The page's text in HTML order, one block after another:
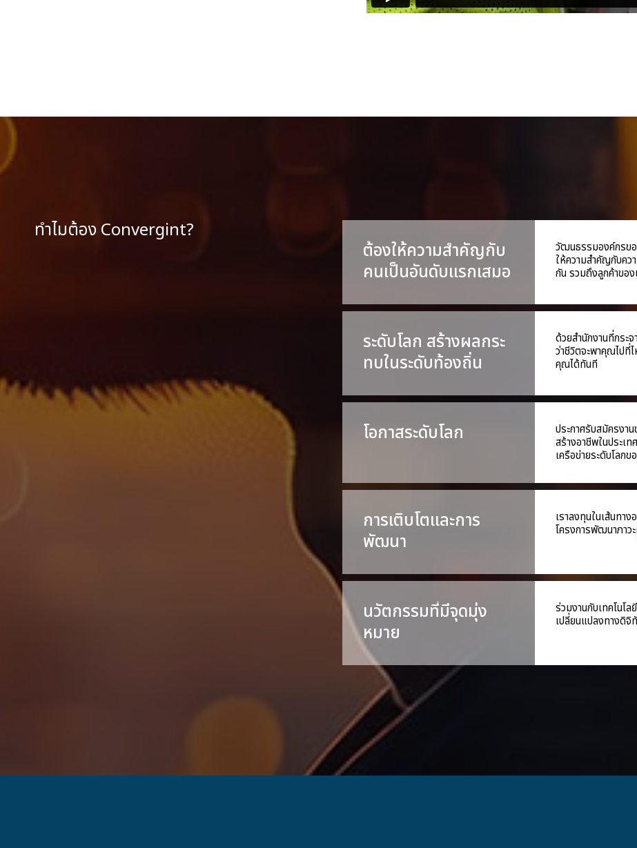
ทำไมต้อง Convergint?
ต้องให้ความสำคัญกับ
คนเป็นอันดับแรกเสมอ
วัฒนธรรมองค์กรขอ
ให้ความสำคัญกับคว
กัน รวมถึงลูกค้าของ
ระดับโลก สร้างผลกระ
ทบในระดับท้องถิ่น
ด้วยสำนักงานที่กระ
ว่าชีวิตจะพาคุณไปที่
คุณได้ทันที
โอกาสระดับโลก
ประกาศรับสมัครงา
สร้างอาชีพในประเ
เครือข่ายระดับโลกข
การเติบโตและการ
พัฒนา
เราลงทุนในเส้นทา
โครงการพัฒนาภาว
นวัตกรรมที่มีจุดมุ่ง
หมาย
ร่วมงานกับเทคโนโ
เปลี่ยนแปลงทางดิจิ